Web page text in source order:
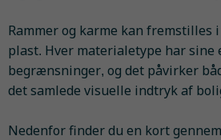
Rammer og karme kan
plast. Hver materialetype har sine
begrænsninger, og det påvirker
det samlede visuelle indtryk af
Nedenfor finder du en kort